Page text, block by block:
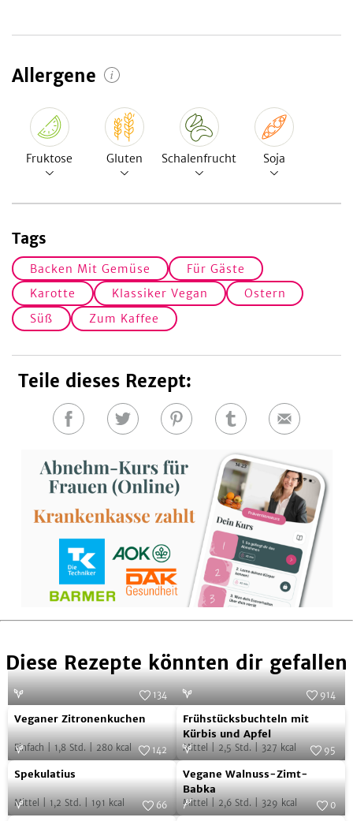
Allergene
Fruktose Gluten Schalenfrucht Soja
Tags
Backen Mit Gemüse
Für Gäste
Karotte
Klassiker Vegan
Ostern
Süß
Zum Kaffee
Teile dieses Rezept:
Auf
teilen
Auf
teilen
Auf
teilen
Auf
teilen
E-
Diese Rezepte könnten dir gefallen
Veganer
Zitronenkuchen
Foto: SevenCooks
134
Veganer Zitronenkuchen
Einfach 1,8 Std. 280 kcal
Frühstücksbuchteln
mit
Kürbis
und
Apfel
Foto: SevenCooks
914
Frühstücksbuchteln mit
Kürbis und Apfel
Mittel 2,5 Std. 327 kcal
Spekulatius
142
Spekulatius
Mittel 1,2 Std. 191 kcal
Vegane
Walnuss-
Zimt-
Foto:
95
Vegane Walnuss-Zimt-
Babka
Mittel 2,6 Std. 329 kcal
66 0